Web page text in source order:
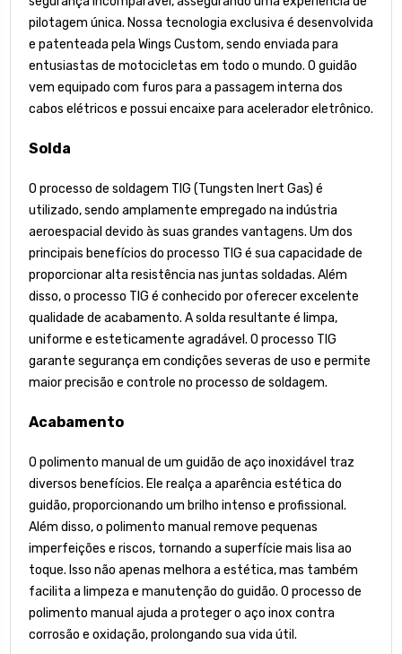
pilotagem única. Nossa tecnologia exclusiva é desenvolvida
e patenteada pela Wings Custom, sendo enviada para
entusiastas de motocicletas em todo o mundo. O guidão
vem equipado com furos para a passagem interna dos
cabos elétricos e possui encaixe para acelerador eletrônico.
Solda
O processo de soldagem TIG (Tungsten Inert Gas) é
utilizado, sendo amplamente empregado na indústria
aeroespacial devido às suas grandes vantagens. Um dos
principais benefícios do processo TIG é sua capacidade de
proporcionar alta resistência nas juntas soldadas. Além
disso, o processo TIG é conhecido por oferecer excelente
qualidade de acabamento. A solda resultante é limpa,
uniforme e esteticamente agradável. O processo TIG
garante segurança em condições severas de uso e permite
maior precisão e controle no processo de soldagem.
Acabamento
O polimento manual de um guidão de aço inoxidável traz
diversos benefícios. Ele realça a aparência estética do
guidão, proporcionando um brilho intenso e profissional.
Além disso, o polimento manual remove pequenas
imperfeições e riscos, tornando a superfície mais lisa ao
toque. Isso não apenas melhora a estética, mas também
facilita a limpeza e manutenção do guidão. O processo de
polimento manual ajuda a proteger o aço inox contra
corrosão e oxidação, prolongando sua vida útil.